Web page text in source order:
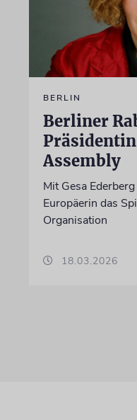
BERLIN
Berliner
Assembly
Mit Gesa
Europäerin das
Organisation
18.03.2026